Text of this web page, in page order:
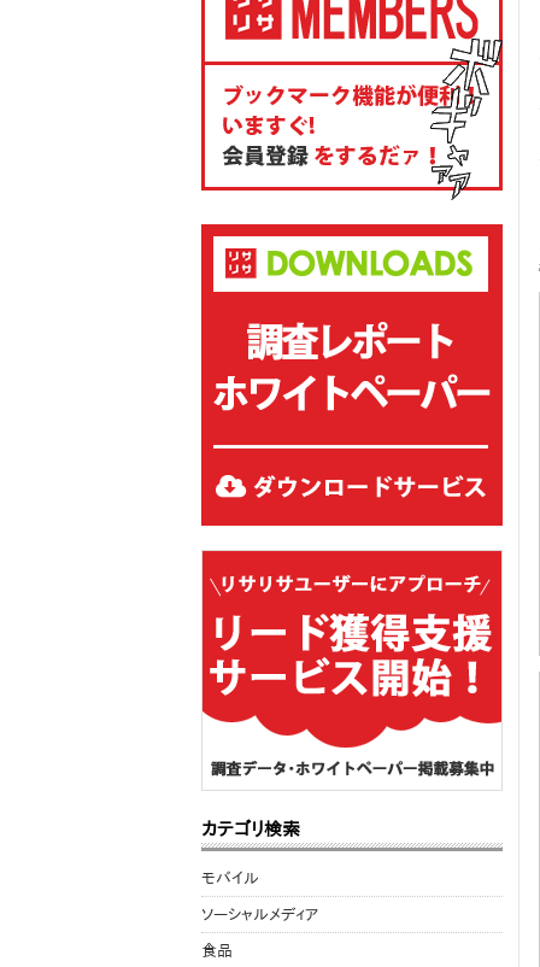
カテゴリ検索
モバイル
ソーシャルメディア
食品